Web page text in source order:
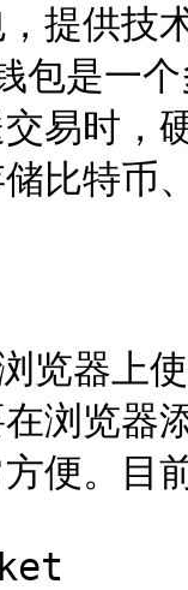
提供技
是一
易时，
比特币
览器上
浏览器
便。目